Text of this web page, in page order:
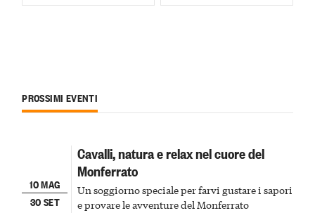
PROSSIMI EVENTI
10 MAG
30 SET
Cavalli, natura e relax nel cuore del
Monferrato
Un soggiorno speciale per farvi gustare i sapori
e provare le avventure del Monferrato